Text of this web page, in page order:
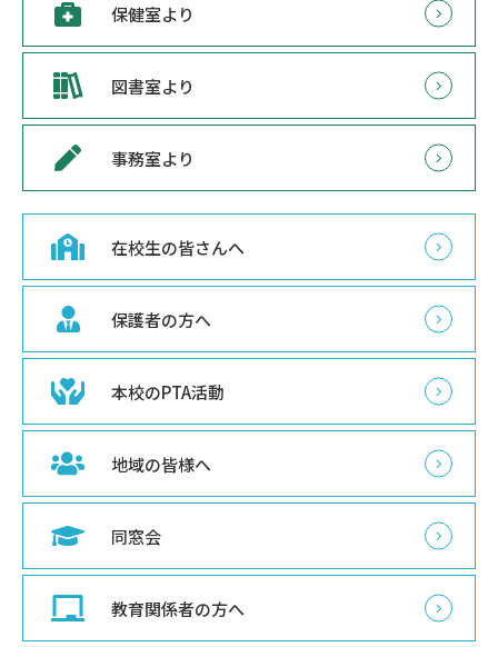
保健室より
図書室より
事務室より
在校生の皆さんへ
保護者の方へ
本校のPTA活動
地域の皆様へ
同窓会
教育関係者の方へ